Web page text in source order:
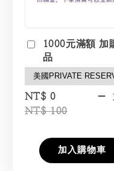
1000元滿額 加
品
NT$ 0
NT$ 100
-
加入購物車